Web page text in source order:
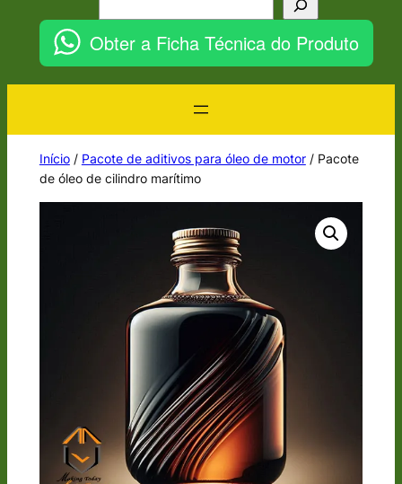
Obter a Ficha Técnica do Produto
Início/ Pacote de aditivos para óleo de motor/ Pacote
de óleo de cilindro marítimo